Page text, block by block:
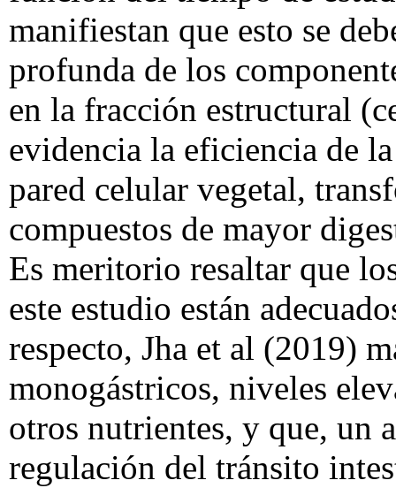
manifiestan que esto se
profunda de los
en la fracción estructural
evidencia la eficiencia de
pared celular vegetal,
compuestos de mayor
Es meritorio resaltar que
este estudio están
respecto, Jha et al (2019)
monogástricos, niveles
otros nutrientes, y que, un
regulación del tránsito